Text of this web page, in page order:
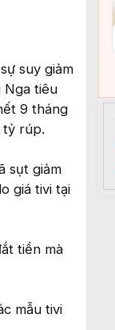
suy giảm
tiêu
9 tháng
tỷ rúp.
sụt giảm
giá tivi tại
tiền mà
mẫu tivi